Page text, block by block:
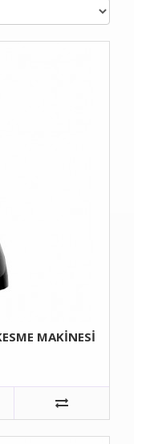
MAKINESI